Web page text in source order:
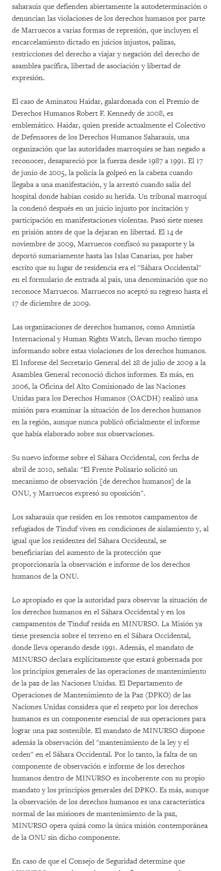
saharauis que defienden abiertamente la autodeterminación o
denuncian las violaciones de los derechos humanos por parte
de Marruecos a varias formas de represión, que incluyen el
encarcelamiento dictado en juicios injustos, palizas,
restricciones del derecho a viajar y negación del derecho de
asamblea pacífica, libertad de asociación y libertad de
expresión.
El caso de Aminatou Haidar, galardonada con el Premio de
Derechos Humanos Robert F. Kennedy de 2008, es
emblemático. Haidar, quien preside actualmente el Colectivo
de Defensores de los Derechos Humanos Saharauis, una
organización que las autoridades marroquíes se han negado a
reconocer, desapareció por la fuerza desde 1987 a 1991. El 17
de junio de 2005, la policía la golpeó en la cabeza cuando
llegaba a una manifestación, y la arrestó cuando salía del
hospital donde habían cosido su herida. Un tribunal marroquí
la condenó después en un juicio injusto por incitación y
participación en manifestaciones violentas. Pasó siete meses
en prisión antes de que la dejaran en libertad. El 14 de
noviembre de 2009, Marruecos confiscó su pasaporte y la
deportó sumariamente hasta las Islas Canarias, por haber
escrito que su lugar de residencia era el "Sáhara Occidental"
en el formulario de entrada al país, una denominación que no
reconoce Marruecos. Marruecos no aceptó su regreso hasta el
17 de diciembre de 2009.
Las organizaciones de derechos humanos, como Amnistía
Internacional y Human Rights Watch, llevan mucho tiempo
informando sobre estas violaciones de los derechos humanos.
El Informe del Secretario General del 28 de julio de 2009 a la
Asamblea General reconoció dichos informes. Es más, en
2006, la Oficina del Alto Comisionado de las Naciones
Unidas para los Derechos Humanos (OACDH) realizó una
misión para examinar la situación de los derechos humanos
en la región, aunque nunca publicó oficialmente el informe
que había elaborado sobre sus observaciones.
Su nuevo informe sobre el Sáhara Occidental, con fecha de
abril de 2010, señala: "El Frente Polisario solicitó un
mecanismo de observación [de derechos humanos] de la
ONU, y Marruecos expresó su oposición".
Los saharauis que residen en los remotos campamentos de
refugiados de Tinduf viven en condiciones de aislamiento y, al
igual que los residentes del Sáhara Occidental, se
beneficiarían del aumento de la protección que
proporcionaría la observación e informe de los derechos
humanos de la ONU.
Lo apropiado es que la autoridad para observar la situación de
los derechos humanos en el Sáhara Occidental y en los
campamentos de Tinduf resida en MINURSO. La Misión ya
tiene presencia sobre el terreno en el Sáhara Occidental,
donde lleva operando desde 1991. Además, el mandato de
MINURSO declara explícitamente que estará gobernada por
los principios generales de las operaciones de mantenimiento
de la paz de las Naciones Unidas. El Departamento de
Operaciones de Mantenimiento de la Paz (DPKO) de las
Naciones Unidas considera que el respeto por los derechos
humanos es un componente esencial de sus operaciones para
lograr una paz sostenible. El mandato de MINURSO dispone
además la observación del "mantenimiento de la ley y el
orden" en el Sáhara Occidental. Por lo tanto, la falta de un
componente de observación e informe de los derechos
humanos dentro de MINURSO es incoherente con su propio
mandato y los principios generales del DPKO. Es más, aunque
la observación de los derechos humanos es una característica
normal de las misiones de mantenimiento de la paz,
MINURSO opera quizá como la única misión contemporánea
de la ONU sin dicho componente.
En caso de que el Consejo de Seguridad determine que